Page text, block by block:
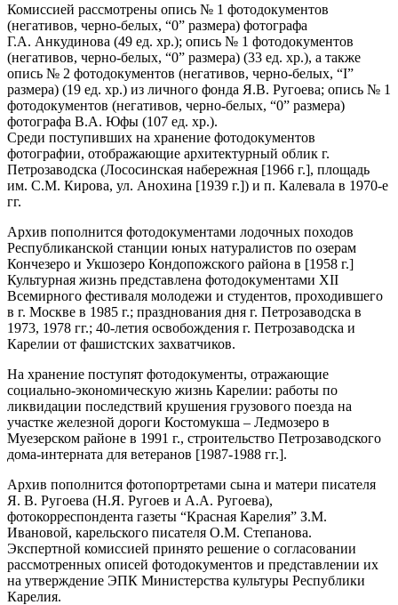
Комиссией рассмотрены опись № 1 фотодокументов
(негативов, черно-белых, “0” размера) фотографа
Г.А. Анкудинова (49 ед. хр.); опись № 1 фотодокументов
(негативов, черно-белых, “0” размера) (33 ед. хр.), а также
опись № 2 фотодокументов (негативов, черно-белых, “I”
размера) (19 ед. хр.) из личного фонда Я.В. Ругоева; опись № 1
фотодокументов (негативов, черно-белых, “0” размера)
фотографа В.А. Юфы (107 ед. хр.).
Среди поступивших на хранение фотодокументов
фотографии, отображающие архитектурный облик г.
Петрозаводска (Лососинская набережная [1966 г.], площадь
им. С.М. Кирова, ул. Анохина [1939 г.]) и п. Калевала в 1970-е
гг.
Архив пополнится фотодокументами лодочных походов
Республиканской станции юных натуралистов по озерам
Кончезеро и Укшозеро Кондопожского района в [1958 г.]
Культурная жизнь представлена фотодокументами XII
Всемирного фестиваля молодежи и студентов, проходившего
в г. Москве в 1985 г.; празднования дня г. Петрозаводска в
1973, 1978 гг.; 40-летия освобождения г. Петрозаводска и
Карелии от фашистских захватчиков.
На хранение поступят фотодокументы, отражающие
социально-экономическую жизнь Карелии: работы по
ликвидации последствий крушения грузового поезда на
участке железной дороги Костомукша – Ледмозеро в
Муезерском районе в 1991 г., строительство Петрозаводского
дома-интерната для ветеранов [1987-1988 гг.].
Архив пополнится фотопортретами сына и матери писателя
Я. В. Ругоева (Н.Я. Ругоев и А.А. Ругоева),
фотокорреспондента газеты “Красная Карелия” З.М.
Ивановой, карельского писателя О.М. Степанова.
Экспертной комиссией принято решение о согласовании
рассмотренных описей фотодокументов и представлении их
на утверждение ЭПК Министерства культуры Республики
Карелия.